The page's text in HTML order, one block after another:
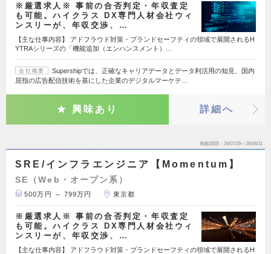
※厳選求人※ 事前の合否判定・年収査定
も可能。ハイクラス DX専門人材会社ウィ
ンスリーが、年収交渉、…
【主な仕事内容】 アドフラウド対策・ブランドセーフティの領域で展開されるH
YTRAシリーズの「機能追加（エンハンスメント）…
会社概要
Supershipでは、正確なキャリアデータとデータ利活用の知見、国内
屈指の広告配信技術を基にした企業のデジタルマーケテ…
興味あり 詳細へ
掲載期間 26/07/29～26/08/31
SRE/インフラエンジニア【Momentum】
SE（Web・オープン系）
500万円 ～ 799万円 東京都
※厳選求人※ 事前の合否判定・年収査定
も可能。ハイクラス DX専門人材会社ウィ
ンスリーが、年収交渉、…
【主な仕事内容】 アドフラウド対策・ブランドセーフティの領域で展開されるH